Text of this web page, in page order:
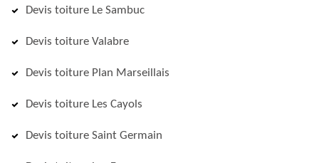
Devis toiture Le Sambuc
Devis toiture Valabre
Devis toiture Plan Marseillais
Devis toiture Les Cayols
Devis toiture Saint Germain